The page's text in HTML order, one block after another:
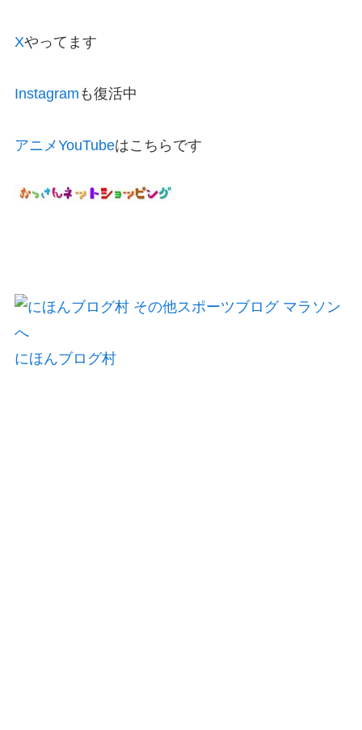
Xやってます
Instagram も復活中
アニメYouTubeはこちらです
にほんブログ村